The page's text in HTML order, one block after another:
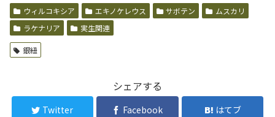
ウィルコキシア エキノケレウス サボテン
ムスカリ
ラケナリア
実生関連
銀紐
シェアする
Twitter Facebook はてブ